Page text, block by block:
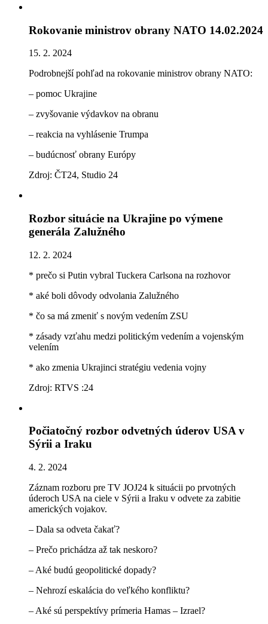
Rokovanie ministrov obrany NATO 14.02.2024
15. 2. 2024
Podrobnejší pohľad na rokovanie ministrov obrany NATO:
– pomoc Ukrajine
– zvyšovanie výdavkov na obranu
– reakcia na vyhlásenie Trumpa
– budúcnosť obrany Európy
Zdroj: ČT24, Studio 24
Rozbor situácie na Ukrajine po výmene
generála Zalužného
12. 2. 2024
* prečo si Putin vybral Tuckera Carlsona na rozhovor
* aké boli dôvody odvolania Zalužného
* čo sa má zmeniť s novým vedením ZSU
* zásady vzťahu medzi politickým vedením a vojenským
velením
* ako zmenia Ukrajinci stratégiu vedenia vojny
Zdroj: RTVS :24
Počiatočný rozbor odvetných úderov USA v
Sýrii a Iraku
4. 2. 2024
Záznam rozboru pre TV JOJ24 k situácii po prvotných
úderoch USA na ciele v Sýrii a Iraku v odvete za zabitie
amerických vojakov.
– Dala sa odveta čakať?
– Prečo prichádza až tak neskoro?
– Aké budú geopolitické dopady?
– Nehrozí eskalácia do veľkého konfliktu?
– Aké sú perspektívy prímeria Hamas – Izrael?